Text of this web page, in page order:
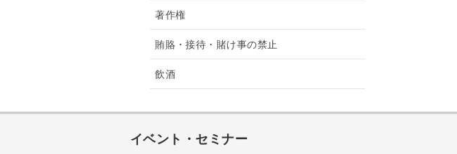
著作権
賄賂・接待・賭け事の禁止
飲酒
イベント・セミナー